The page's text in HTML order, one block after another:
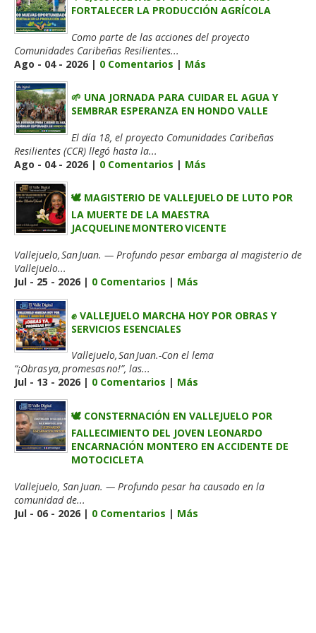
FORTALECER LA PRODUCCIÓN AGRÍCOLA
Como parte de las acciones del proyecto
Comunidades Caribeñas Resilientes...
Ago - 04 - 2026 | 0 Comentarios | Más
🌱 UNA JORNADA PARA CUIDAR EL AGUA Y
SEMBRAR ESPERANZA EN HONDO VALLE
El día 18, el proyecto Comunidades Caribeñas
Resilientes (CCR) llegó hasta la...
Ago - 04 - 2026 | 0 Comentarios | Más
🕊️ MAGISTERIO DE VALLEJUELO DE LUTO POR
LA MUERTE DE LA MAESTRA
JACQUELINE MONTERO VICENTE
Vallejuelo, San Juan. — Profundo pesar embarga al magisterio de
Vallejuelo...
Jul - 25 - 2026 | 0 Comentarios | Más
✊ VALLEJUELO MARCHA HOY POR OBRAS Y
SERVICIOS ESENCIALES
Vallejuelo, San Juan.-Con el lema
“¡Obras ya, promesas no!”, las...
Jul - 13 - 2026 | 0 Comentarios | Más
🕊️ CONSTERNACIÓN EN VALLEJUELO POR
FALLECIMIENTO DEL JOVEN LEONARDO
ENCARNACIÓN MONTERO EN ACCIDENTE DE
MOTOCICLETA
Vallejuelo, San Juan. — Profundo pesar ha causado en la
comunidad de...
Jul - 06 - 2026 | 0 Comentarios | Más